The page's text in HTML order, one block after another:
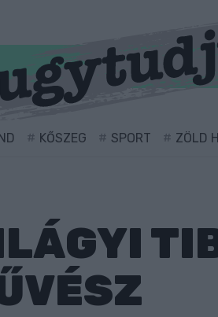
KŐSZEG SPORT ZÖLD